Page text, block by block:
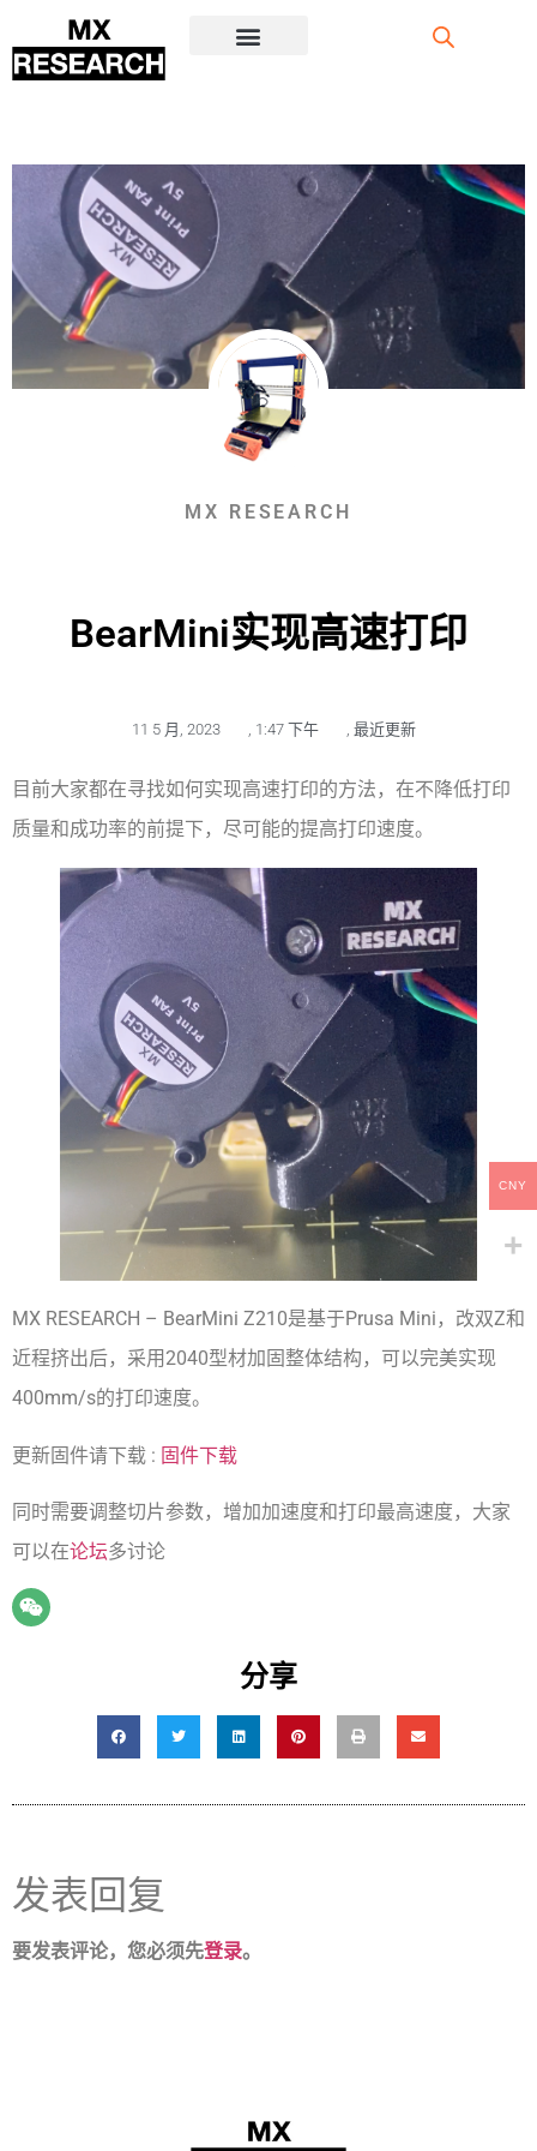
MX RESEARCH
BearMini实现高速打印
11 5 月, 2023 , 1:47 下午 , 最近更新
目前大家都在寻找如何实现高速打印的方法，在不降低打印
质量和成功率的前提下，尽可能的提高打印速度。
MX RESEARCH – BearMini Z210是基于Prusa Mini，改双Z和
近程挤出后，采用2040型材加固整体结构，可以完美实现
400mm/s的打印速度。
更新固件请下载 : 固件下载
同时需要调整切片参数，增加加速度和打印最高速度，大家
可以在论坛多讨论
分享
发表回复
要发表评论，您必须先登录。
CNY